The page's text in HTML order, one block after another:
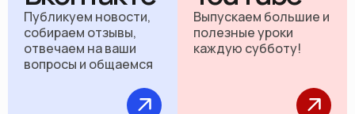
Публикуем новости,
собираем отзывы,
отвечаем на ваши
вопросы и общаемся
Выпускаем большие и
полезные уроки
каждую субботу!